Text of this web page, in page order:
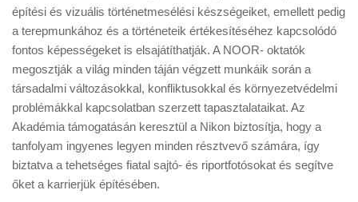
építési és vizuális történetmesélési készségeiket, emellett pedig
a terepmunkához és a történeteik értékesítéséhez kapcsolódó
fontos képességeket is elsajátíthatják. A NOOR- oktatók
megosztják a világ minden táján végzett munkáik során a
társadalmi változásokkal, konfliktusokkal és környezetvédelmi
problémákkal kapcsolatban szerzett tapasztalataikat. Az
Akadémia támogatásán keresztül a Nikon biztosítja, hogy a
tanfolyam ingyenes legyen minden résztvevő számára, így
biztatva a tehetséges fiatal sajtó- és riportfotósokat és segítve
őket a karrierjük építésében.